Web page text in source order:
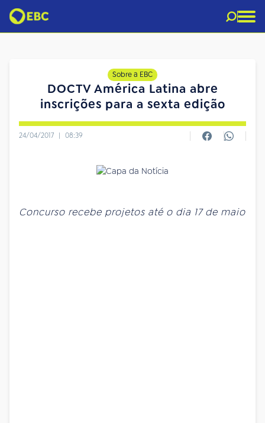
Sobre a EBC
DOCTV América Latina abre
inscrições para a sexta edição
24/04/2017 | 08:39
Concurso recebe projetos até o dia 17 de maio